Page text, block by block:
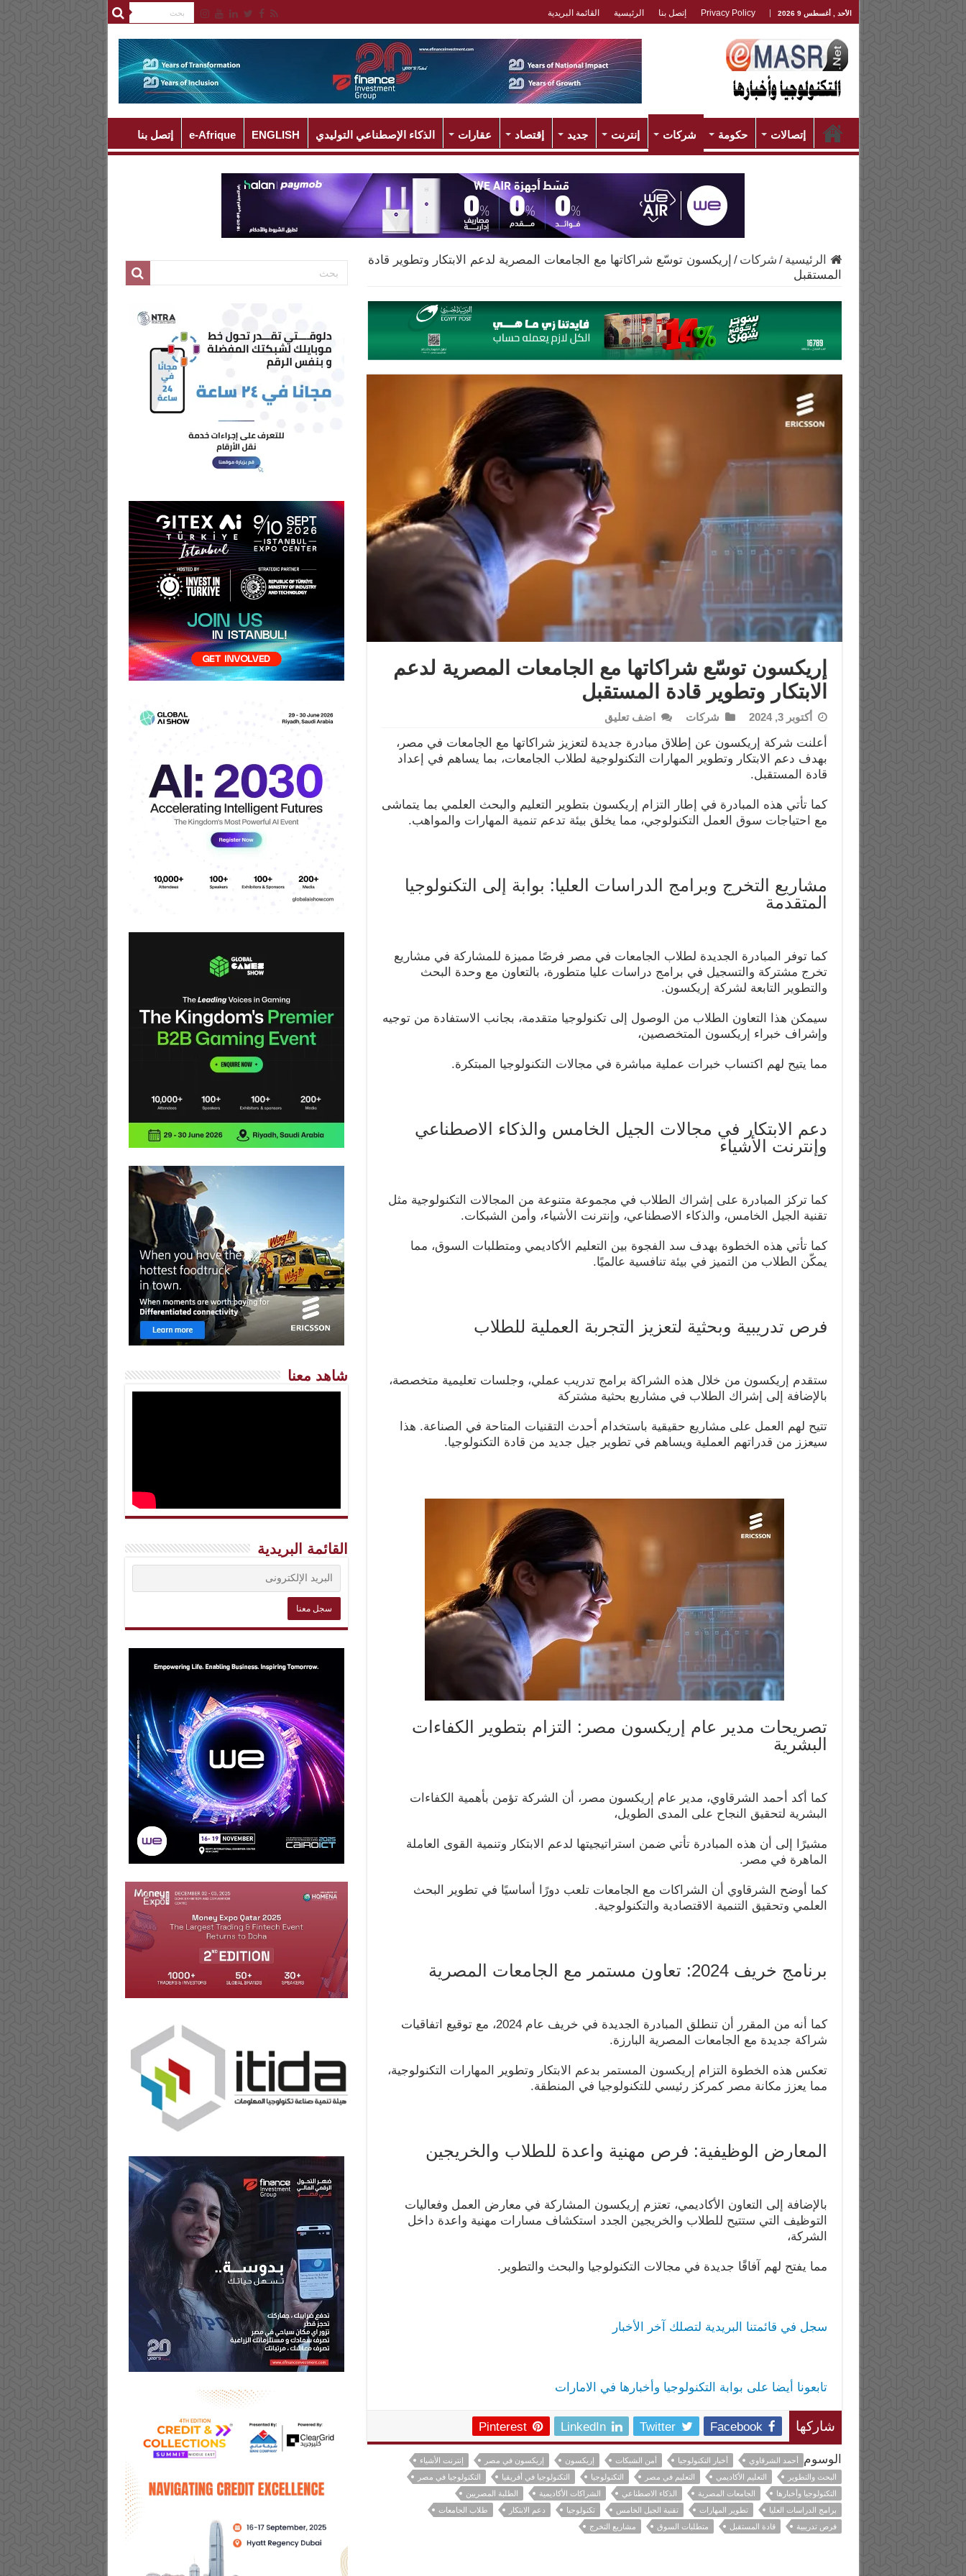
الأحد , أغسطس 9 2026 Privacy Policy إتصل بنا الرئيسية القائمة البريدية
إتصالات حكومة شركات إنترنت جديد إقتصاد عقارات الذكاء الإصطناعي التوليدي ENGLISH
e-Afrique إتصل بنا
الرئيسية / شركات / إريكسون توسّع شراكاتها مع الجامعات المصرية لدعم الابتكار وتطوير قادة
المستقبل
إريكسون توسّع شراكاتها مع الجامعات المصرية لدعم
الابتكار وتطوير قادة المستقبل
أكتوبر 3, 2024 شركات اضف تعليق
أعلنت شركة إريكسون عن إطلاق مبادرة جديدة لتعزيز شراكاتها مع الجامعات في مصر،
بهدف دعم الابتكار وتطوير المهارات التكنولوجية لطلاب الجامعات، بما يساهم في إعداد
قادة المستقبل.
كما تأتي هذه المبادرة في إطار التزام إريكسون بتطوير التعليم والبحث العلمي بما يتماشى
مع احتياجات سوق العمل التكنولوجي، مما يخلق بيئة تدعم تنمية المهارات والمواهب.
مشاريع التخرج وبرامج الدراسات العليا: بوابة إلى التكنولوجيا
المتقدمة
كما توفر المبادرة الجديدة لطلاب الجامعات في مصر فرصًا مميزة للمشاركة في مشاريع
تخرج مشتركة والتسجيل في برامج دراسات عليا متطورة، بالتعاون مع وحدة البحث
والتطوير التابعة لشركة إريكسون.
سيمكن هذا التعاون الطلاب من الوصول إلى تكنولوجيا متقدمة، بجانب الاستفادة من توجيه
وإشراف خبراء إريكسون المتخصصين،
مما يتيح لهم اكتساب خبرات عملية مباشرة في مجالات التكنولوجيا المبتكرة.
دعم الابتكار في مجالات الجيل الخامس والذكاء الاصطناعي
وإنترنت الأشياء
كما تركز المبادرة على إشراك الطلاب في مجموعة متنوعة من المجالات التكنولوجية مثل
تقنية الجيل الخامس، والذكاء الاصطناعي، وإنترنت الأشياء، وأمن الشبكات.
كما تأتي هذه الخطوة بهدف سد الفجوة بين التعليم الأكاديمي ومتطلبات السوق، مما
يمكّن الطلاب من التميز في بيئة تنافسية عالميًا.
فرص تدريبية وبحثية لتعزيز التجربة العملية للطلاب
ستقدم إريكسون من خلال هذه الشراكة برامج تدريب عملي، وجلسات تعليمية متخصصة،
بالإضافة إلى إشراك الطلاب في مشاريع بحثية مشتركة
تتيح لهم العمل على مشاريع حقيقية باستخدام أحدث التقنيات المتاحة في الصناعة. هذا
سيعزز من قدراتهم العملية ويساهم في تطوير جيل جديد من قادة التكنولوجيا.
تصريحات مدير عام إريكسون مصر: التزام بتطوير الكفاءات
البشرية
كما أكد أحمد الشرقاوي، مدير عام إريكسون مصر، أن الشركة تؤمن بأهمية الكفاءات
البشرية لتحقيق النجاح على المدى الطويل،
مشيرًا إلى أن هذه المبادرة تأتي ضمن استراتيجيتها لدعم الابتكار وتنمية القوى العاملة
الماهرة في مصر.
كما أوضح الشرقاوي أن الشراكات مع الجامعات تلعب دورًا أساسيًا في تطوير البحث
العلمي وتحقيق التنمية الاقتصادية والتكنولوجية.
برنامج خريف 2024: تعاون مستمر مع الجامعات المصرية
كما أنه من المقرر أن تنطلق المبادرة الجديدة في خريف عام 2024، مع توقيع اتفاقيات
شراكة جديدة مع الجامعات المصرية البارزة.
تعكس هذه الخطوة التزام إريكسون المستمر بدعم الابتكار وتطوير المهارات التكنولوجية،
مما يعزز مكانة مصر كمركز رئيسي للتكنولوجيا في المنطقة.
المعارض الوظيفية: فرص مهنية واعدة للطلاب والخريجين
بالإضافة إلى التعاون الأكاديمي، تعتزم إريكسون المشاركة في معارض العمل وفعاليات
التوظيف التي ستتيح للطلاب والخريجين الجدد استكشاف مسارات مهنية واعدة داخل
الشركة،
مما يفتح لهم آفاقًا جديدة في مجالات التكنولوجيا والبحث والتطوير.
سجل في قائمتنا البريدية لتصلك آخر الأخبار
تابعونا أيضا على بوابة التكنولوجيا وأخبارها في الامارات
شاركها Facebook
Twitter
LinkedIn
Pinterest
الوسوم أحمد الشرقاوي أخبار التكنولوجيا أمن الشبكات إريكسون إريكسون في مصر
إنترنت الأشياء
البحث والتطوير
التعليم الأكاديمي التعليم في مصر التكنولوجيا التكنولوجيا في أفريقيا
التكنولوجيا في مصر
التكنولوجيا وأخبارها
الجامعات المصرية الذكاء الاصطناعي الشراكات الأكاديمية
الطلبة المصريين
برامج الدراسات العليا
تطوير المهارات تقنية الجيل الخامس تكنولوجيا دعم الابتكار
طلاب الجامعات
فرص تدريبية
قادة المستقبل متطلبات السوق مشاريع التخرج
شاهد معنا
القائمة البريدية